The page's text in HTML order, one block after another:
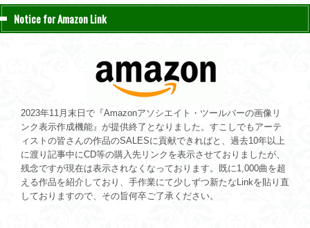
Notice for Amazon Link
2023年11月末日で『Amazonアソシエイト・ツールバーの画像リ
ンク表示作成機能』が提供終了となりました。すこしでもアーテ
ィストの皆さんの作品のSALESに貢献できればと、過去10年以上
に渡り記事中にCD等の購入先リンクを表示させておりましたが、
残念ですが現在は表示されなくなっております。既に1,000曲を超
える作品を紹介しており、手作業にて少しずつ新たなLinkを貼り直
しておりますので、その旨何卒ご了承ください。